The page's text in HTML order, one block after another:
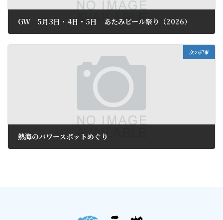
GW 5月3日・4日・5日 あたみビール祭り（2026）
次の記事
熱海のパワースポットめぐり